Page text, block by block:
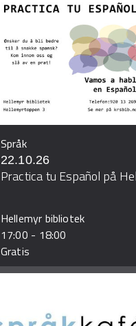
Språk
22.10.26
Practica tu Español på
Hellemyr bibliotek
17:00 - 18:00
Gratis